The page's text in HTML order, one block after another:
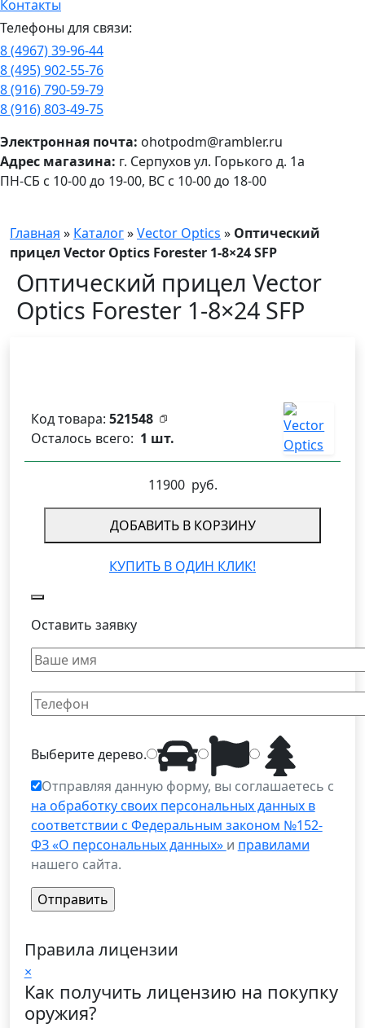
Контакты
Телефоны для связи:
8 (4967) 39-96-44
8 (495) 902-55-76
8 (916) 790-59-79
8 (916) 803-49-75
ПН-СБ с 10-00 до 19-00, ВС с 10-00 до 18-00
Электронная почта: ohotpodm@rambler.ru
Адрес магазина: г. Серпухов ул. Горького д. 1а
Главная » Каталог»Vector Optics » Оптический
прицел Vector Optics Forester 1-8×24 SFP
Оптический прицел Vector
Optics Forester 1-8×24 SFP
Код товара: 521548
Осталось всего: 1 шт.
11900 руб.
ДОБАВИТЬ В КОРЗИНУ
КУПИТЬ В ОДИН КЛИК!
Оставить заявку
Выберитедерево.
Отправляя данную форму, вы соглашаетесь с
на обработку своих персональных данных в
соответствии с Федеральным законом №152-
ФЗ «О персональных данных» и правилами
нашего сайта.
Правила лицензии
×
Как получить лицензию на покупку
оружия?